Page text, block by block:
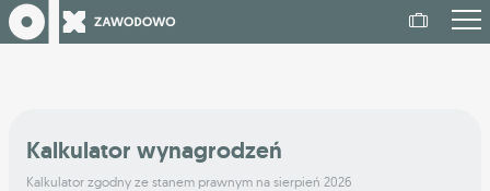
Kalkulator wynagrodzeń
Kalkulator zgodny ze stanem prawnym na sierpień 2026